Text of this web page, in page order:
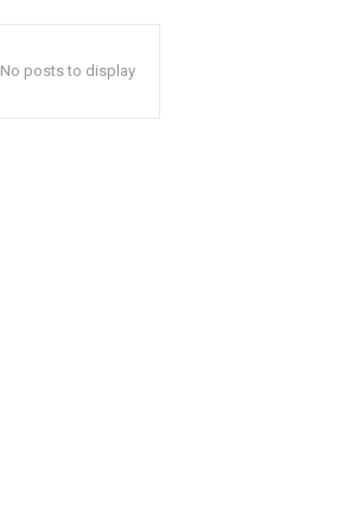
No posts to display